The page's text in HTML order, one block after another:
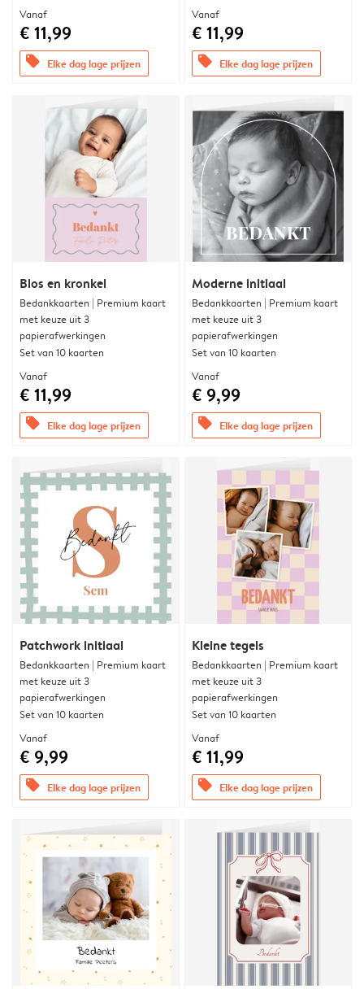
Vanaf
€ 11,99
offers Elke dag lage prijzen
Vanaf
€ 11,99
offers Elke dag lage prijzen
Blos en kronkel
Bedankkaarten | Premium kaart
met keuze uit 3
papierafwerkingen
Set van 10 kaarten
Vanaf
€ 11,99
offers Elke dag lage prijzen
Moderne initiaal
Bedankkaarten | Premium kaart
met keuze uit 3
papierafwerkingen
Set van 10 kaarten
Vanaf
€ 9,99
offers Elke dag lage prijzen
Patchwork initiaal
Bedankkaarten | Premium kaart
met keuze uit 3
papierafwerkingen
Set van 10 kaarten
Vanaf
€ 9,99
offers Elke dag lage prijzen
Kleine tegels
Bedankkaarten | Premium kaart
met keuze uit 3
papierafwerkingen
Set van 10 kaarten
Vanaf
€ 11,99
offers Elke dag lage prijzen